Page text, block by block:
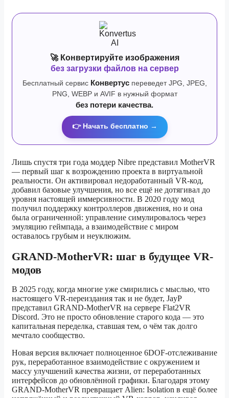
🚀 Конвертируйте изображения
без загрузки файлов на сервер
Бесплатный сервис Конвертуспереведет JPG, JPEG,
PNG, WEBP и AVIF в нужный формат
без потери качества.
👉 Начать бесплатно →
Лишь спустя три года моддер Nibre представил MotherVR
— первый шаг к возрождению проекта в виртуальной
реальности. Он активировал недоработанный VR-код,
добавил базовые улучшения, но все ещё не дотягивал до
уровня настоящей иммерсивности. В 2020 году мод
получил поддержку контроллеров движения, но и она
была ограниченной: управление симулировалось через
эмуляцию геймпада, а взаимодействие с миром
оставалось грубым и неуклюжим.
GRAND-MotherVR: шаг в будущее VR-
модов
В 2025 году, когда многие уже смирились с мыслью, что
настоящего VR-переиздания так и не будет, JayP
представил GRAND-MotherVR на сервере Flat2VR
Discord. Это не просто обновление старого кода — это
капитальная переделка, ставшая тем, о чём так долго
мечтало сообщество.
Новая версия включает полноценное 6DOF-отслеживание
рук, переработанное взаимодействие с окружением и
массу улучшений качества жизни, от переработанных
интерфейсов до обновлённой графики. Благодаря этому
GRAND-MotherVR превращает Alien: Isolation в ещё более